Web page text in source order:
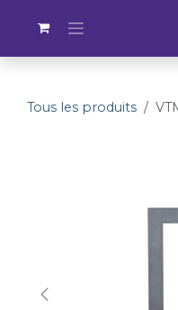
Tous les produits